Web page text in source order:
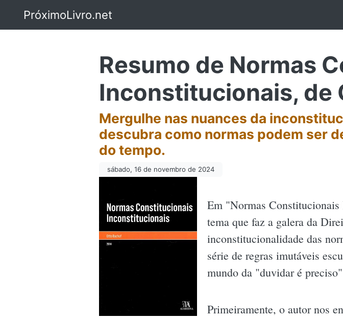
PróximoLivro.net
Resumo de Normas
Inconstitucionais, de
Mergulhe nas nuances da
descubra como normas podem ser
do tempo.
sábado, 16 de novembro de 2024
Em "Normas
tema que faz a galera da
inconstitucionalidade das
série de regras imutáveis
mundo da "duvidar é
Primeiramente, o autor nos